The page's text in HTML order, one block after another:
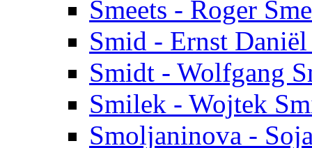
Smeets - Roger
Smid - Ernst
Smidt - Wolfgang
Smilek - Wojtek
Smoljaninova -